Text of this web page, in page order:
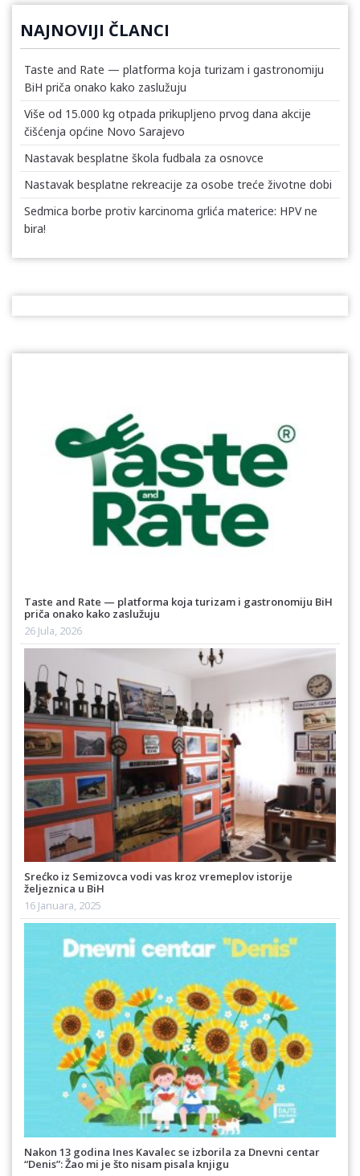
NAJNOVIJI ČLANCI
Taste and Rate — platforma koja turizam i gastronomiju
BiH priča onako kako zaslužuju
Više od 15.000 kg otpada prikupljeno prvog dana akcije
čišćenja općine Novo Sarajevo
Nastavak besplatne škola fudbala za osnovce
Nastavak besplatne rekreacije za osobe treće životne dobi
Sedmica borbe protiv karcinoma grlića materice: HPV ne
bira!
Taste and Rate — platforma koja turizam i gastronomiju BiH
priča onako kako zaslužuju
26 Jula, 2026
Srećko iz Semizovca vodi vas kroz vremeplov istorije
željeznica u BiH
16 Januara, 2025
Nakon 13 godina Ines Kavalec se izborila za Dnevni centar
“Denis”: Žao mi je što nisam pisala knjigu